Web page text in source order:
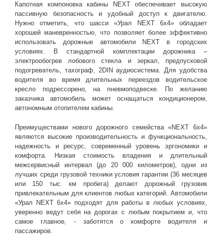
Капотная компоновка кабины NEXT обеспечивает высокую
пассивную безопасность и удобный доступ к двигателю.
Нужно отметить, что шасси «Урал NEXT 6х4» обладает
хорошей маневренностью, что позволяет более эффективно
использовать дорожные автомобили NEXT в городских
условиях. В стандартной комплектации дорожника –
электрообогрев лобового стекла и зеркал, предпусковой
подогреватель, тахограф, 2DIN аудиосистема. Для удобства
водителя во время длительных переездов водительское
кресло подрессорено, на пневмоподвеске. По желанию
заказчика автомобиль может оснащаться кондиционером,
автономным отопителем кабины.
Преимуществами нового дорожного семейства «NEXT 6х4»
являются высокие производительность и функциональность,
надежность и ресурс, современный уровень эргономики и
комфорта. Низкая стоимость владения и длительный
межсервисный интервал (до 20 000 километров), одни из
лучших среди грузовой техники условия гарантии (36 месяцев
или 150 тыс. км пробега) делают дорожный грузовик
привлекательным для клиентов любых категорий. Автомобили
«Урал NEXT 6х4» подходят для работы в любых условиях,
уверенно ведут себя на дорогах с любым покрытием и, что
самое главное, - заботятся о комфорте водителя и
пассажиров.